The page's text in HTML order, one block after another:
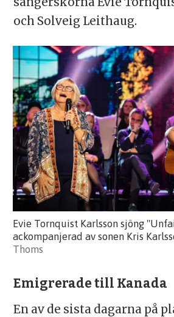
och Solveig Leithaug.
Evie Tornquist Karlsson sjöng
ackompanjerad av sonen Kris
Thoms
Emigrerade till Kanada
En av de sista dagarna på